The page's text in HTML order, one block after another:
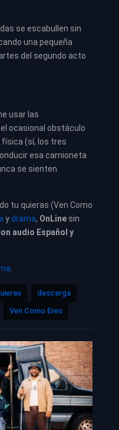
se escabullen sin
una pequeña
del segundo acto
usar las
ocasional obstáculo
física (sí, los tres
esa camioneta
se sienten
tu quieras (Ven Como
ydrama, OnLine sin
audio Español y
descarga
Ven Como Eres